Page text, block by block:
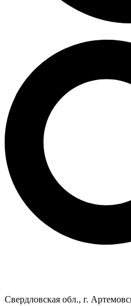
Свердловская обл., г.